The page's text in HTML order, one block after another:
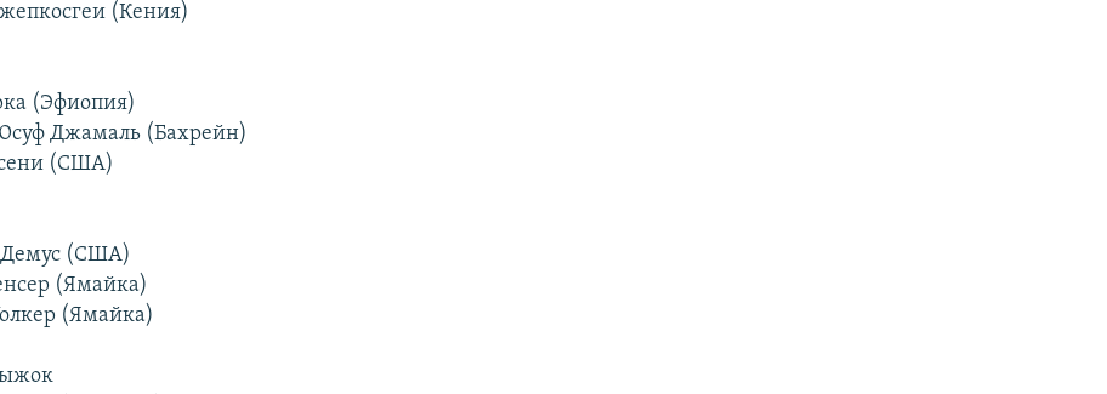
(Кения)
(Эфиопия)
Джамаль (Бахрейн)
(США)
(США)
(Ямайка)
(Ямайка)